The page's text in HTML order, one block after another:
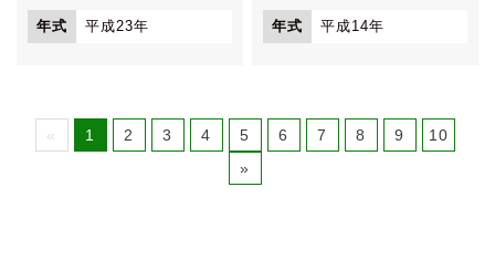
年式 平成23年 年式 平成14年
« 1 2 3 4 5 6 7 8 9
10
»